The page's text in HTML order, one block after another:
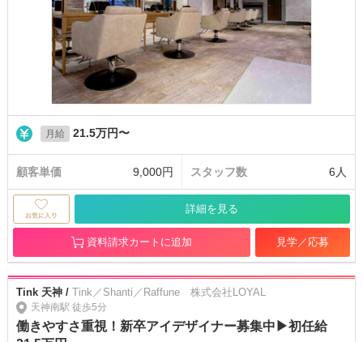
月給 21.5万円〜
顧客単価 9,000円 スタッフ数 6人
詳細を見る
資料請求カートに追加 見学／応募
Tink 天神 / Tink／Shanti／Raffune 株式会社LOYAL
天神南駅 徒歩5分
働きやすさ重視！新卒アイデザイナー募集中▶初任給